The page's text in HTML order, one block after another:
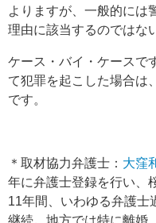
よりますが、一般的には
理由に該当するのではな
ケース・バイ・ケースで
て犯罪を起こした場合は
です。
＊取材協力弁護士： 大窪
年に弁護士登録を行い、
11年間、いわゆる弁護士